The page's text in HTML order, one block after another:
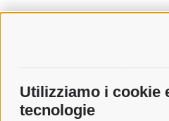
Utilizziamo i cookie
tecnologie
COSTI DI